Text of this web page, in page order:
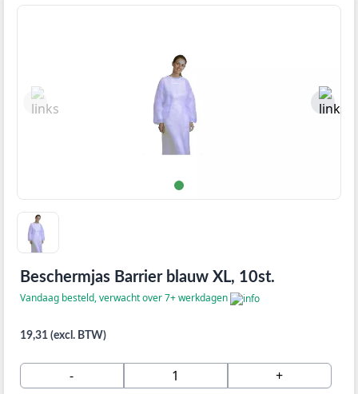
Beschermjas Barrier blauw XL, 10st.
Vandaag besteld, verwacht over 7+ werkdagen
19,31 (excl. BTW)
- +